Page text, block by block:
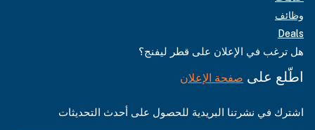
وظائف
Deals
هل ترغب في الإعلان على قطر ليفنج؟
اطّلع على صفحة الإعلان
اشترك في نشرتنا البريدية للحصول على أحدث التحديثات